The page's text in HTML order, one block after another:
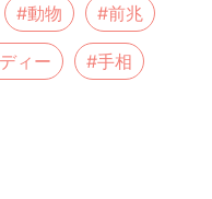
#動物 #前兆
ィー #手相